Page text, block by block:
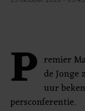
P remier
de
uur
persconferentie.